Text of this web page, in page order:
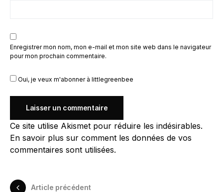
Enregistrer mon nom, mon e-mail et mon site web dans le navigateur
pour mon prochain commentaire.
Oui, je veux m'abonner à littlegreenbee
Ce site utilise Akismet pour réduire les indésirables.
En savoir plus sur comment les données de vos
commentaires sont utilisées.
Article précédent